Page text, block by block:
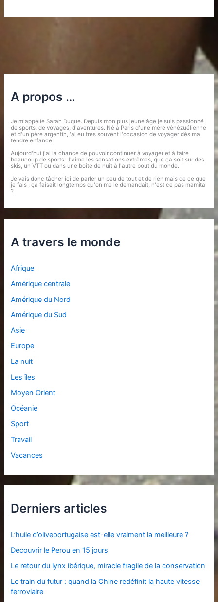
A propos …
Je m'appelle Sarah Duque. Depuis mon plus jeune âge je suis passionné
de sports, de voyages, d'aventures. Né à Paris d'une mère vénézuélienne
et d'un père argentin, 'ai eu très souvent l'occasion de voyager dès ma
tendre enfance.
Aujourd'hui j'ai la chance de pouvoir continuer à voyager et à faire
beaucoup de sports. J'aime les sensations extrêmes, que ça soit sur des
skis, un VTT ou dans une boite de nuit à l'autre bout du monde.
Je vais donc tâcher ici de parler un peu de tout et de rien mais de ce que
je fais ; ça faisait longtemps qu'on me le demandait, n'est ce pas mamita
?
A travers le monde
Afrique
Amérique centrale
Amérique du Nord
Amérique du Sud
Asie
Europe
La nuit
Les îles
Moyen Orient
Océanie
Sport
Travail
Vacances
Derniers articles
L’huile d’oliveportugaise est-elle vraiment la meilleure ?
Découvrir le Perou en 15 jours
Le retour du lynx ibérique, miracle fragile de la conservation
Le train du futur : quand la Chine redéfinit la haute vitesse
ferroviaire